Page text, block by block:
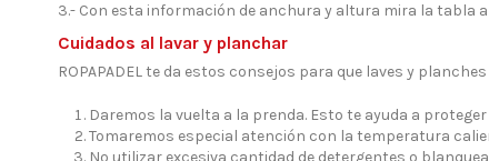
3.- Con esta información de anchura y altura mira la tabla
Cuidados al lavar y planchar
ROPAPADEL te da estos consejos para que laves y
Daremos la vuelta a la prenda. Esto te ayuda a
Tomaremos especial atención con la temperatura
No utilizar excesiva cantidad de detergentes o